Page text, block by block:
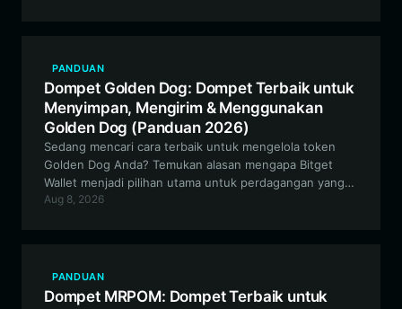
PANDUAN
Dompet Golden Dog: Dompet Terbaik untuk
Menyimpan, Mengirim & Menggunakan
Golden Dog (Panduan 2026)
Sedang mencari cara terbaik untuk mengelola token
Golden Dog Anda? Temukan alasan mengapa Bitget
Wallet menjadi pilihan utama untuk perdagangan yang
aman, efisien, dan keterlibatan berbasis komunitas
Aug 8, 2026
PANDUAN
Dompet MRPOM: Dompet Terbaik untuk